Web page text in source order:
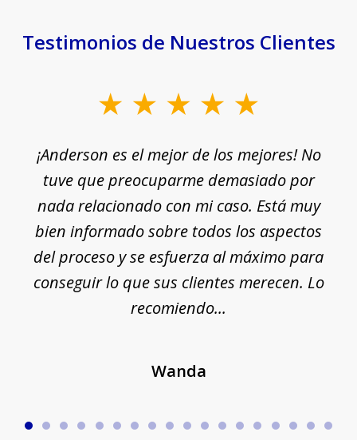
Testimonios de Nuestros Clientes
¡Anderson es el mejor de los mejores! No
tuve que preocuparme demasiado por
nada relacionado con mi caso. Está muy
bien informado sobre todos los aspectos
del proceso y se esfuerza al máximo para
conseguir lo que sus clientes merecen. Lo
recomiendo...
Wanda